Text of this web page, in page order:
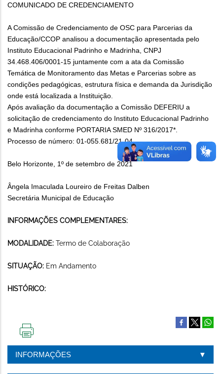
COMUNICADO DE CREDENCIAMENTO
A Comissão de Credenciamento de OSC para Parcerias da
Educação/CCOP analisou a documentação apresentada pelo
Instituto Educacional Padrinho e Madrinha, CNPJ
34.468.406/0001-15 juntamente com a ata da Comissão
Temática de Monitoramento das Metas e Parcerias sobre as
condições pedagógicas, estrutura física e demanda da Jurisdição
onde está localizada a Instituição.
Após avaliação da documentação a Comissão DEFERIU a
solicitação de credenciamento do Instituto Educacional Padrinho
e Madrinha conforme PORTARIA SMED Nº 316/2017*.
Processo de número: 01-055.681/21-04.
Belo Horizonte, 1º de setembro de 2021
Ângela Imaculada Loureiro de Freitas Dalben
Secretária Municipal de Educação
INFORMAÇÕES COMPLEMENTARES:
MODALIDADE: Termo de Colaboração
SITUAÇÃO: Em Andamento
HISTÓRICO:
PÁGINA
INFORMAÇÕES